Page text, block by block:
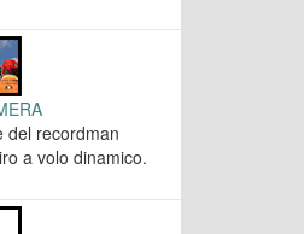
del recordman
a volo dinamico.